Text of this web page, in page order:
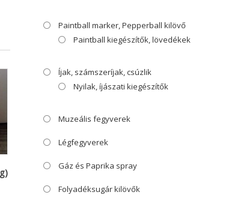
Paintball marker, Pepperball kilövő
Paintball kiegészítők, lövedékek
Íjak, számszeríjak, csúzlik
Nyilak, íjászati kiegészítők
Muzeális fegyverek
Légfegyverek
Gáz és Paprika spray
Folyadéksugár kilövők